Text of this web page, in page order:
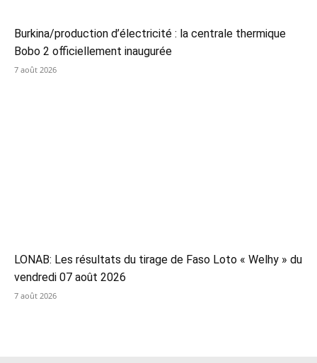
Burkina/production d’électricité : la centrale thermique
Bobo 2 officiellement inaugurée
7 août 2026
LONAB: Les résultats du tirage de Faso Loto « Welhy » du
vendredi 07 août 2026
7 août 2026